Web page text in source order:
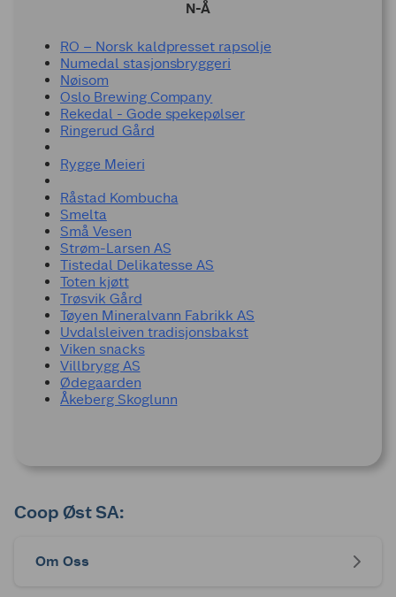
N-Å
RO – Norsk kaldpresset rapsolje
Numedal stasjonsbryggeri
Nøisom
Oslo Brewing Company
Rekedal - Gode spekepølser
Ringerud Gård
Rygge Meieri
Råstad Kombucha
Smelta
Små Vesen
Strøm-Larsen AS
Tistedal Delikatesse AS
Toten kjøtt
Trøsvik Gård
Tøyen Mineralvann Fabrikk AS
Uvdalsleiven tradisjonsbakst
Viken snacks
Villbrygg AS
Ødegaarden
Åkeberg Skoglunn
Coop Øst SA:
Om Oss